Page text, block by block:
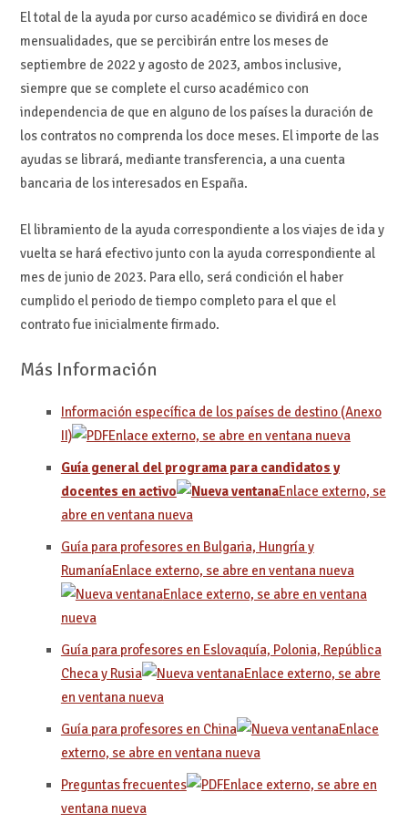
El total de la ayuda por curso académico se dividirá en doce
mensualidades, que se percibirán entre los meses de
septiembre de 2022 y agosto de 2023, ambos inclusive,
siempre que se complete el curso académico con
independencia de que en alguno de los países la duración de
los contratos no comprenda los doce meses. El importe de las
ayudas se librará, mediante transferencia, a una cuenta
bancaria de los interesados en España.
El libramiento de la ayuda correspondiente a los viajes de ida y
vuelta se hará efectivo junto con la ayuda correspondiente al
mes de junio de 2023. Para ello, será condición el haber
cumplido el periodo de tiempo completo para el que el
contrato fue inicialmente firmado.
Más Información
Información específica de los países de destino (Anexo
II)
Enlace externo, se abre en ventana nueva
Guía general del programa para candidatos y
docentes en activo
Enlace externo, se
abre en ventana nueva
Guía para profesores en Bulgaria, Hungría y
RumaníaEnlace externo, se abre en ventana nueva
Enlace externo, se abre en ventana
nueva
Guía para profesores en Eslovaquía, Polonia, República
Checa y Rusia
Enlace externo, se abre
en ventana nueva
Guía para profesores en China
Enlace
externo, se abre en ventana nueva
Preguntas frecuentes
Enlace externo, se abre en
ventana nueva